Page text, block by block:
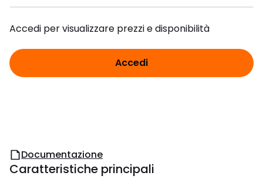
Accedi per visualizzare prezzi e disponibilità
Accedi
Documentazione
Caratteristiche principali